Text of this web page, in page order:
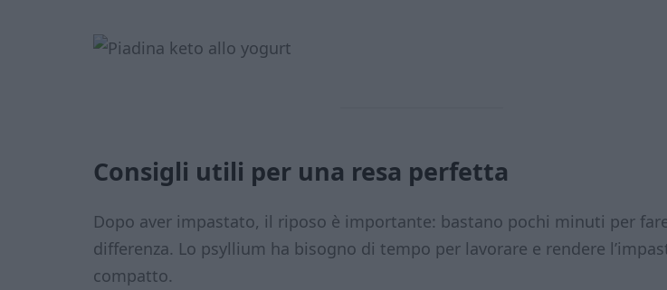
Consigli utili per una resa perfetta
Dopo aver impastato, il riposo è importante: bastano pochi minuti per
differenza. Lo psyllium ha bisogno di tempo per lavorare e rendere
compatto.